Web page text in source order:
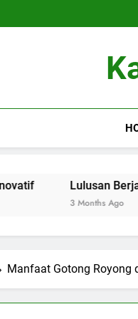
Lulusan Berjaya: Jejak
Manfaat Gotong Royong